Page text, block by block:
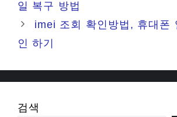
일 복구 방법
imei 조회 확인방법, 휴대폰
인 하기
검색